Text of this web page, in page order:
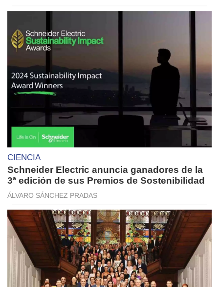
CIENCIA
Schneider Electric anuncia ganadores de la
3ª edición de sus Premios de Sostenibilidad
ÁLVARO SÁNCHEZ PRADAS